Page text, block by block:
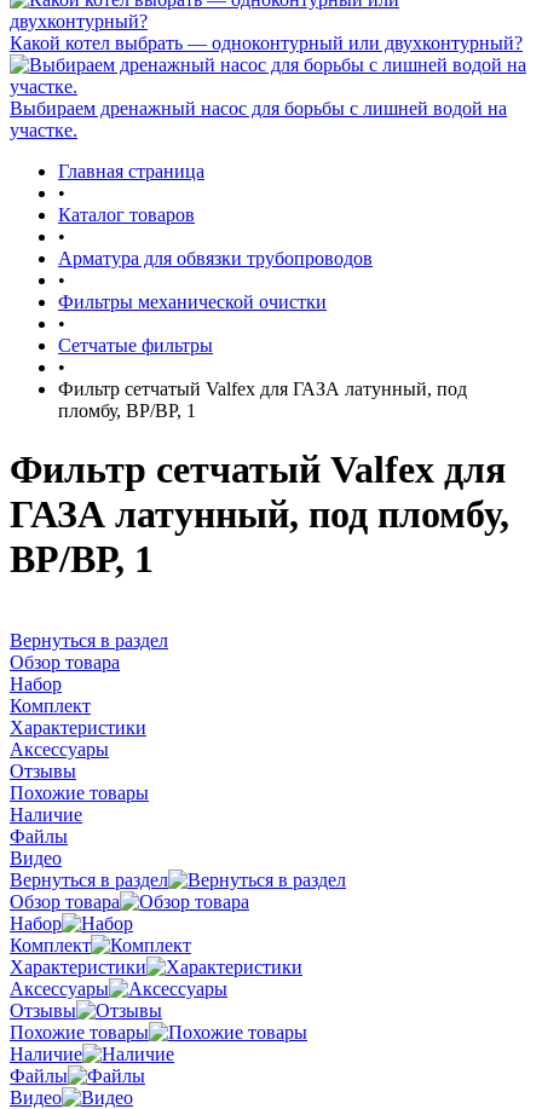
Какой котел выбрать — одноконтурный или двухконтурный?
Выбираем дренажный насос для борьбы с лишней водой на
участке.
Главная страница
•
Каталог товаров
•
Арматура для обвязки трубопроводов
•
Фильтры механической очистки
•
Сетчатые фильтры
•
Фильтр сетчатый Valfex для ГАЗА латунный, под
пломбу, ВР/ВР, 1
Фильтр сетчатый Valfex для
ГАЗА латунный, под пломбу,
ВР/ВР, 1
Вернуться в раздел
Обзор товара
Набор
Комплект
Характеристики
Аксессуары
Отзывы
Похожие товары
Наличие
Файлы
Видео
Вернуться в раздел
Обзор товара
Набор
Комплект
Характеристики
Аксессуары
Отзывы
Похожие товары
Наличие
Файлы
Видео